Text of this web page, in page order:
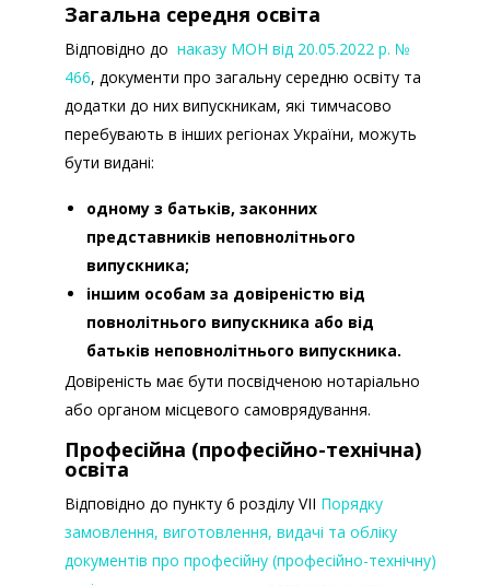
Загальна середня освіта
Відповідно до наказу МОН від 20.05.2022 р. №
466, документи про загальну середню освіту та
додатки до них випускникам, які тимчасово
перебувають в інших регіонах України, можуть
бути видані:
одному з батьків, законних
представників неповнолітнього
випускника;
іншим особам за довіреністю від
повнолітнього випускника або від
батьків неповнолітнього випускника.
Довіреність має бути посвідченою нотаріально
або органом місцевого самоврядування.
Професійна (професійно-технічна)
освіта
Відповідно до пункту 6 розділу VII Порядку
замовлення, виготовлення, видачі та обліку
документів про професійну (професійно-технічну)